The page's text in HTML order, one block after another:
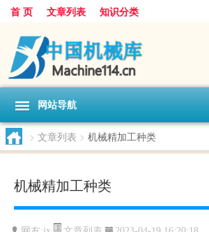
首 页 文章列表 知识分类
网站导航
> 文章列表 > 机械精加工种类
机械精加工种类